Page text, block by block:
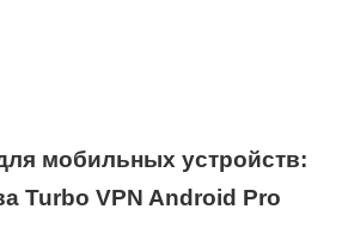
мобильных устройств:
Turbo VPN Android Pro